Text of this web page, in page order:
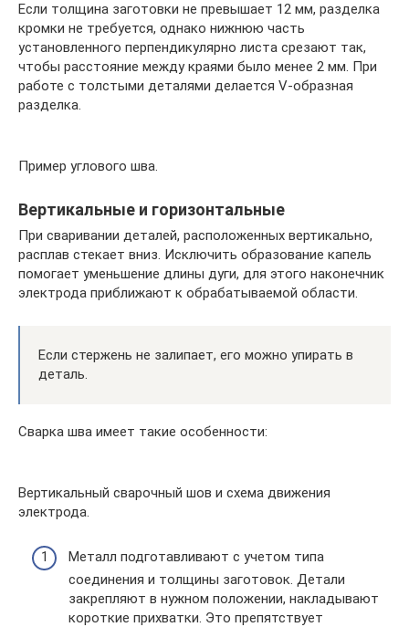
Если толщина заготовки не превышает 12 мм, разделка
кромки не требуется, однако нижнюю часть
установленного перпендикулярно листа срезают так,
чтобы расстояние между краями было менее 2 мм. При
работе с толстыми деталями делается V-образная
разделка.
Пример углового шва.
Вертикальные и горизонтальные
При сваривании деталей, расположенных вертикально,
расплав стекает вниз. Исключить образование капель
помогает уменьшение длины дуги, для этого наконечник
электрода приближают к обрабатываемой области.
Если стержень не залипает, его можно упирать в
деталь.
Сварка шва имеет такие особенности:
Вертикальный сварочный шов и схема движения
электрода.
Металл подготавливают с учетом типа
соединения и толщины заготовок. Детали
закрепляют в нужном положении, накладывают
короткие прихватки. Это препятствует